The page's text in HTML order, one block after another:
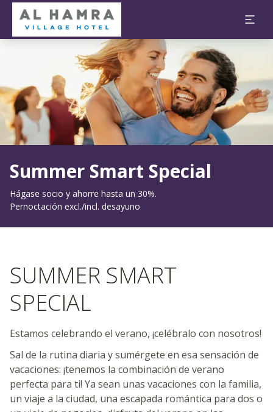
Summer Smart Special
Hágase socio y ahorre hasta un 30%.
Pernoctación excl./incl. desayuno
SUMMER SMART
SPECIAL
Estamos celebrando el verano, ¡celébralo con nosotros!
Sal de la rutina diaria y sumérgete en esa sensación de
vacaciones: ¡tenemos la combinación de verano
perfecta para ti! Ya sean unas vacaciones con la familia,
un viaje a la ciudad, una escapada romántica para dos o